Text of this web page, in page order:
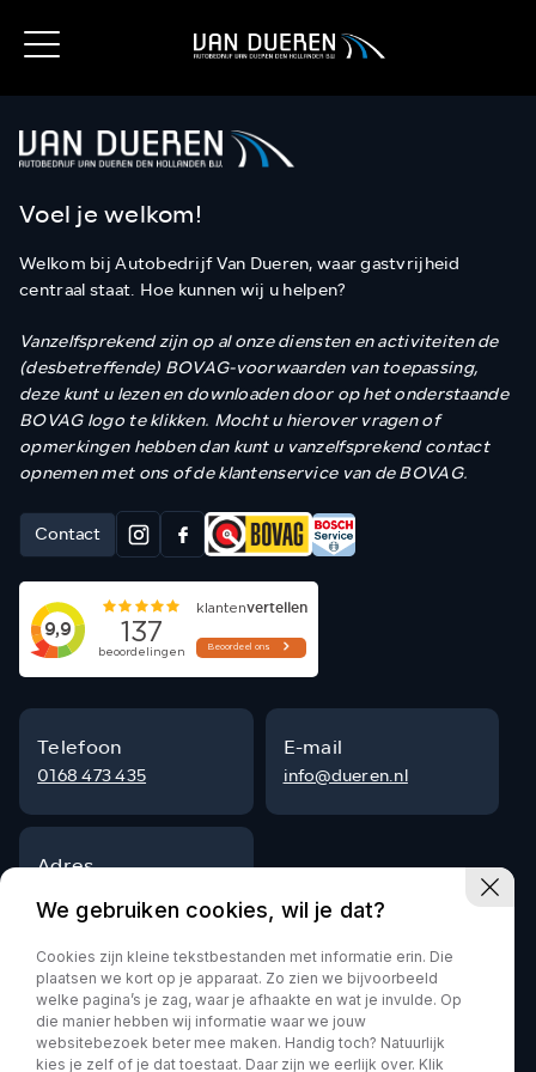
Voel je welkom!
Welkom bij Autobedrijf Van Dueren, waar gastvrijheid
centraal staat. Hoe kunnen wij u helpen?
Vanzelfsprekend zijn op al onze diensten en activiteiten de
(desbetreffende) BOVAG-voorwaarden van toepassing,
deze kunt u lezen en downloaden door op het onderstaande
BOVAG logo te klikken. Mocht u hierover vragen of
opmerkingen hebben dan kunt u vanzelfsprekend contact
opnemen met ons of de klantenservice van de BOVAG.
Contact
Telefoon
0168 473 435
E-mail
info@dueren.nl
Adres
4797 SG Willemstad
Privacy policy
We gebruiken cookies, wil je dat?
Cookies zijn kleine tekstbestanden met informatie erin. Die
plaatsen we kort op je apparaat. Zo zien we bijvoorbeeld
welke pagina’s je zag, waar je afhaakte en wat je invulde. Op
die manier hebben wij informatie waar we jouw
websitebezoek beter mee maken. Handig toch? Natuurlijk
kies je zelf of je dat toestaat. Daar zijn we eerlijk over. Klik